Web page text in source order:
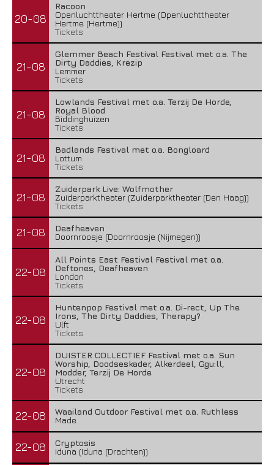
20-08
Racoon
Openluchttheater Hertme (Openluchttheater
Hertme (Hertme))
Tickets
21-08
Glemmer Beach Festival Festival met o.a. The
Dirty Daddies, Krezip
Lemmer
Tickets
21-08
Lowlands Festival met o.a. Terzij De Horde,
Royal Blood
Biddinghuizen
Tickets
21-08
Badlands Festival met o.a. Bongloard
Lottum
Tickets
21-08
Zuiderpark Live: Wolfmother
Zuiderparktheater (Zuiderparktheater (Den Haag))
Tickets
21-08
Deafheaven
Doornroosje (Doornroosje (Nijmegen))
22-08
All Points East Festival Festival met o.a.
Deftones, Deafheaven
London
Tickets
22-08
Huntenpop Festival met o.a. Di-rect, Up The
Irons, The Dirty Daddies, Therapy?
Ulft
Tickets
22-08
DUISTER COLLECTIEF Festival met o.a. Sun
Worship, Doodseskader, Alkerdeel, Ggu:ll,
Modder, Terzij De Horde
Utrecht
Tickets
22-08
Waailand Outdoor Festival met o.a. Ruthless
Made
22-08
Cryptosis
Iduna (Iduna (Drachten))